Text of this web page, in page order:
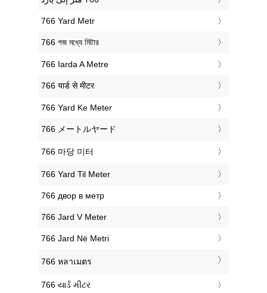
‎766 Yard Metr
‎766 গজ মধ্যে মিটার
‎766 Iarda A Metre
‎766 यार्ड से मीटर
‎766 Yard Ke Meter
‎766 メートルヤード
‎766 마당 미터
‎766 Yard Til Meter
‎766 двор в метр
‎766 Jard V Meter
‎766 Jard Në Metri
‎766 หลาเมตร
‎766 યાર્ડ મીટર